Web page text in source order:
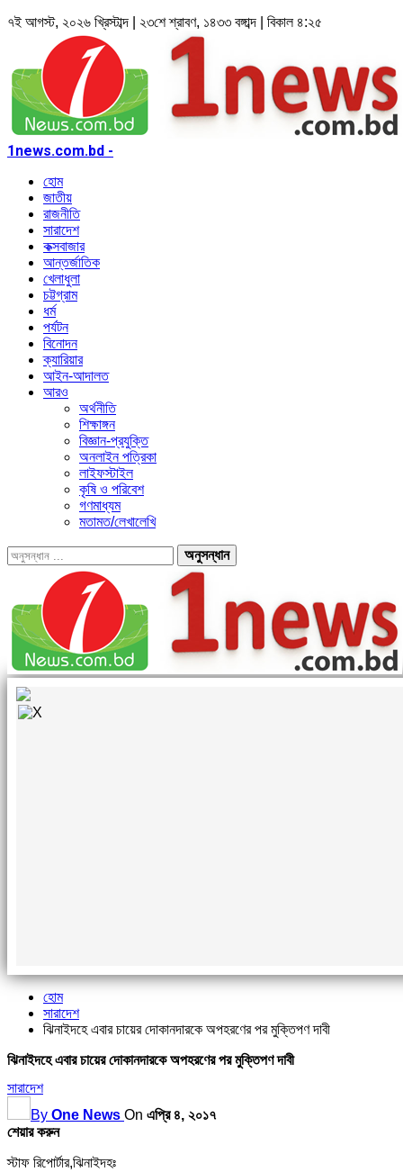
৭ই আগস্ট, ২০২৬ খ্রিস্টাব্দ | ২৩শে শ্রাবণ, ১৪৩৩ বঙ্গাব্দ | বিকাল ৪:২৫
1news.com.bd -
হোম
জাতীয়
রাজনীতি
সারাদেশ
কক্সবাজার
আন্তর্জাতিক
খেলাধুলা
চট্টগ্রাম
ধর্ম
পর্যটন
বিনোদন
ক্যারিয়ার
আইন-আদালত
আরও
অর্থনীতি
শিক্ষাঙ্গন
বিজ্ঞান-প্রযুক্তি
অনলাইন পত্রিকা
লাইফস্টাইল
কৃষি ও পরিবেশ
গণমাধ্যম
মতামত/লেখালেখি
হোম
সারাদেশ
ঝিনাইদহে এবার চায়ের দোকানদারকে অপহরণের পর মুক্তিপণ দাবী
ঝিনাইদহে এবার চায়ের দোকানদারকে অপহরণের পর মুক্তিপণ দাবী
সারাদেশ
By One News On এপ্রি ৪, ২০১৭
শেয়ার করুন
স্টাফ রিপোর্টার,ঝিনাইদহঃ